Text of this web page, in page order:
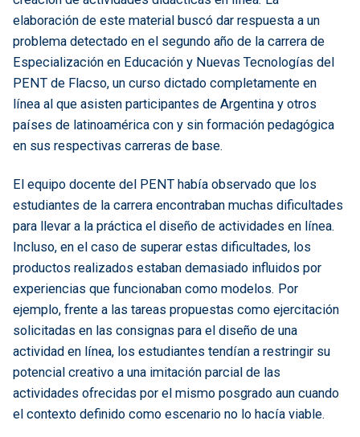
elaboración de este material buscó dar respuesta a un
problema detectado en el segundo año de la carrera de
Especialización en Educación y Nuevas Tecnologías del
PENT de Flacso, un curso dictado completamente en
línea al que asisten participantes de Argentina y otros
países de latinoamérica con y sin formación pedagógica
en sus respectivas carreras de base.
El equipo docente del PENT había observado que los
estudiantes de la carrera encontraban muchas dificultades
para llevar a la práctica el diseño de actividades en línea.
Incluso, en el caso de superar estas dificultades, los
productos realizados estaban demasiado influidos por
experiencias que funcionaban como modelos. Por
ejemplo, frente a las tareas propuestas como ejercitación
solicitadas en las consignas para el diseño de una
actividad en línea, los estudiantes tendían a restringir su
potencial creativo a una imitación parcial de las
actividades ofrecidas por el mismo posgrado aun cuando
el contexto definido como escenario no lo hacía viable.